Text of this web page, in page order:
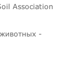
Association